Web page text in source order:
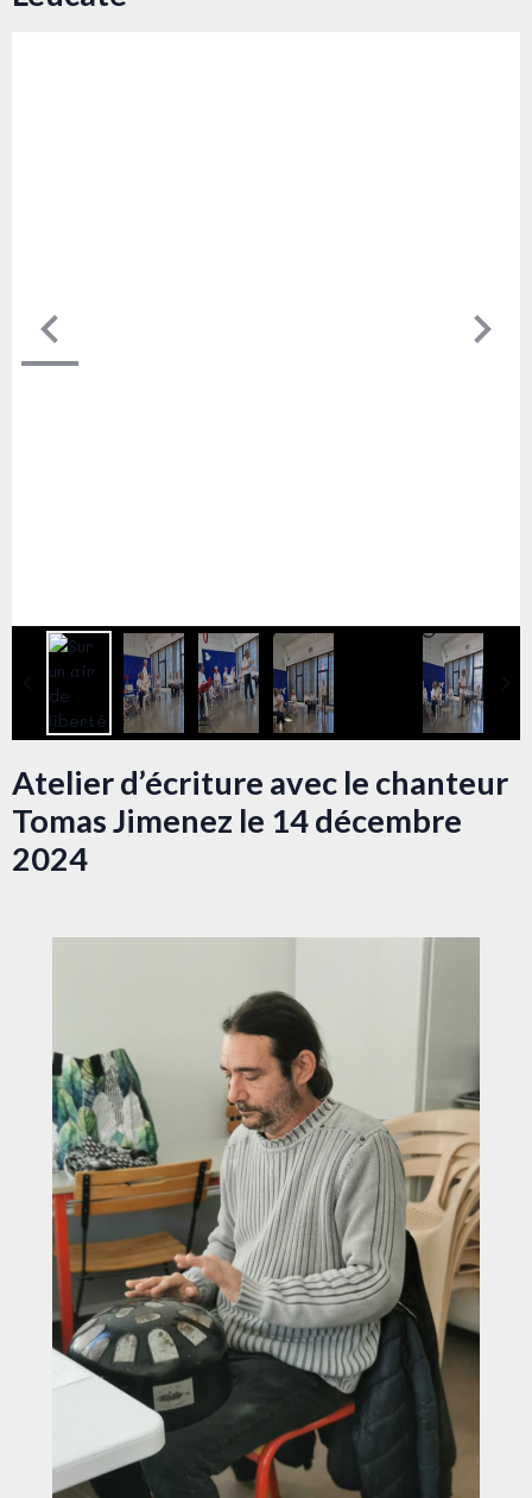
Atelier d’écriture avec le chanteur
Tomas Jimenez le 14 décembre
2024